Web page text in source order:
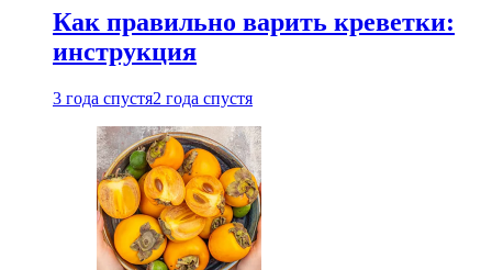
Как правильно варить креветки:
инструкция
3 года спустя2 года спустя